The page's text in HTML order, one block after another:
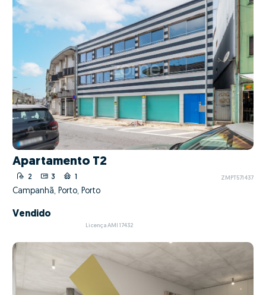
Apartamento T2
2 3 1 ZMPT571437
Campanhã, Porto, Porto
Vendido
Licença AMI 17432